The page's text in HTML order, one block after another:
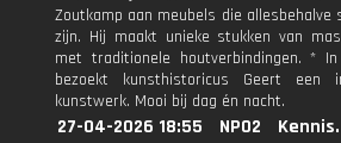
Zoutkamp aan meubels die allesbehalve
zijn. Hij maakt unieke stukken van
met traditionele houtverbindingen. * In
bezoekt kunsthistoricus Geert een
kunstwerk. Mooi bij dag én nacht.
27-04-2026 18:55 NPO2